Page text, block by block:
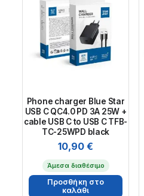
Phone charger Blue Star
USB C QC4.0 PD 3A 25W +
cable USB C to USB C TFB-
TC-25WPD black
10,90€
Άμεσα διαθέσιμο
Προσθήκη στο
καλάθι